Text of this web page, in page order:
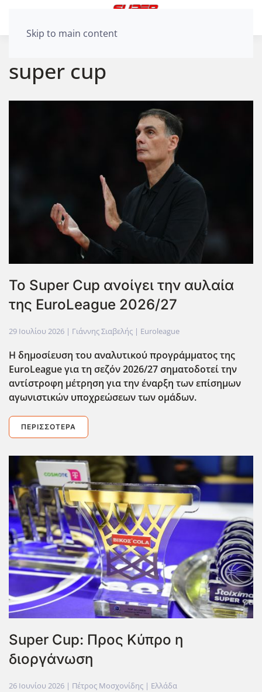
Skip to main content
super cup
Το Super Cup ανοίγει την αυλαία
της EuroLeague 2026/27
29 Ιουλίου 2026 | Γιάννης Σιαβελής | Euroleague
Η δημοσίευση του αναλυτικού προγράμματος της
EuroLeague για τη σεζόν 2026/27 σηματοδοτεί την
αντίστροφη μέτρηση για την έναρξη των επίσημων
αγωνιστικών υποχρεώσεων των ομάδων.
ΠΕΡΙΣΣΌΤΕΡΑ
Super Cup: Προς Κύπρο η
διοργάνωση
26 Ιουνίου 2026 | Πέτρος Μοσχονίδης | Ελλάδα